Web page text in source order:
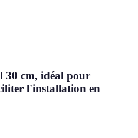
30 cm, idéal pour
l'installation en